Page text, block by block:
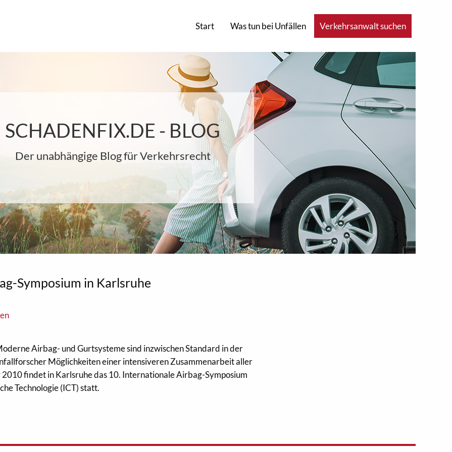
Start Was tun bei Unfällen Verkehrsanwalt suchen
SCHADENFIX.DE - BLOG
Der unabhängige Blog für Verkehrsrecht
Symposium in Karlsruhe
Airbag- und Gurtsysteme sind inzwischen Standard in der
Möglichkeiten einer intensiveren Zusammenarbeit aller
findet in Karlsruhe das 10. Internationale Airbag-Symposium
Technologie (ICT) statt.